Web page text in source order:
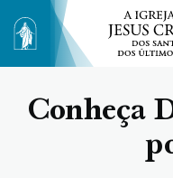
Conheça